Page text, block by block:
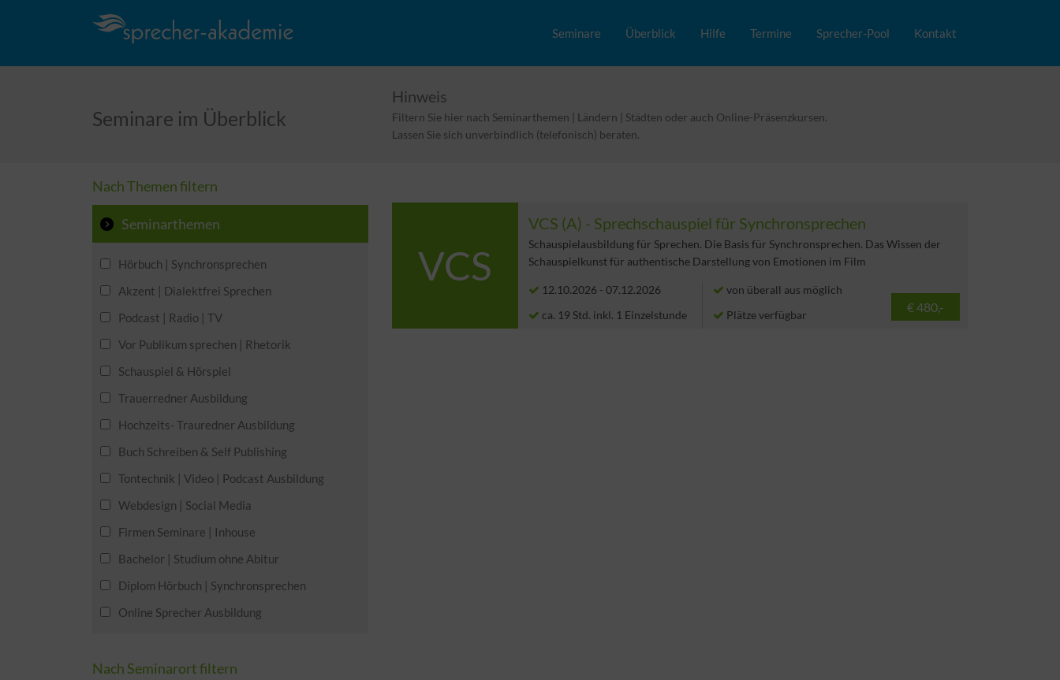
Seminare Überblick Hilfe Termine Sprecher-Pool Kontakt
Seminare im Überblick
Hinweis
Filtern Sie hier nach Seminarthemen | Ländern | Städten oder auch Online-Präsenzkursen.
Lassen Sie sich unverbindlich (telefonisch) beraten.
Nach Themen filtern
Seminarthemen
Hörbuch | Synchronsprechen
Akzent | Dialektfrei Sprechen
Podcast | Radio | TV
Vor Publikum sprechen | Rhetorik
Schauspiel & Hörspiel
Trauerredner Ausbildung
Hochzeits- Trauredner Ausbildung
Buch Schreiben & Self Publishing
Tontechnik | Video | Podcast Ausbildung
Webdesign | Social Media
Firmen Seminare | Inhouse
Bachelor | Studium ohne Abitur
Diplom Hörbuch | Synchronsprechen
Online Sprecher Ausbildung
Nach Seminarort filtern
VCS
VCS (A) - Sprechschauspiel für Synchronsprechen
Schauspielausbildung für Sprechen. Die Basis für Synchronsprechen. Das Wissen der
Schauspielkunst für authentische Darstellung von Emotionen im Film
12.10.2026 - 07.12.2026
ca. 19 Std. inkl. 1 Einzelstunde
von überall aus möglich
Plätze verfügbar
€ 480,-